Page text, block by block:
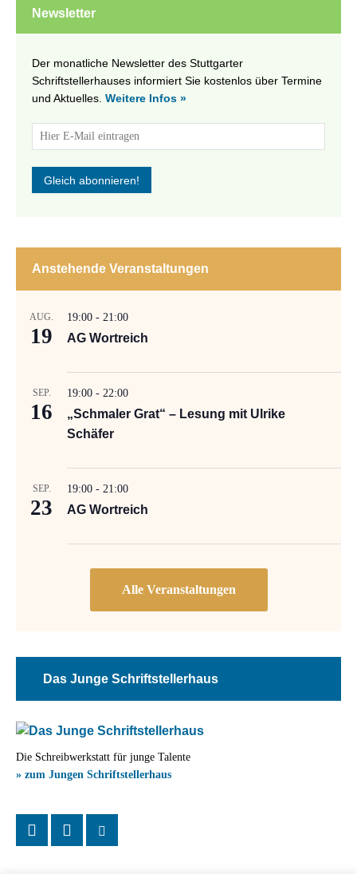
Newsletter
Der monatliche Newsletter des Stuttgarter
Schriftstellerhauses informiert Sie kostenlos über Termine
und Aktuelles. Weitere Infos »
Anstehende Veranstaltungen
AUG.
19
19:00 - 21:00
AG Wortreich
SEP.
16
19:00 - 22:00
„Schmaler Grat“ – Lesung mit Ulrike
Schäfer
SEP.
23
19:00 - 21:00
AG Wortreich
Das Junge Schriftstellerhaus
Die Schreibwerkstatt für junge Talente
» zum Jungen Schriftstellerhaus